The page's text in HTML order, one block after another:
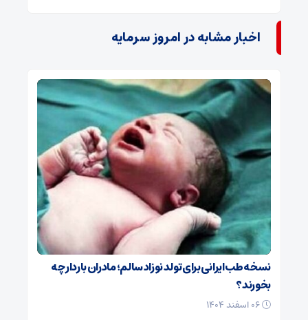
اخبار مشابه در امروز سرمایه
نسخه طب ایرانی برای تولد نوزاد سالم؛ مادران باردار چه
بخورند؟